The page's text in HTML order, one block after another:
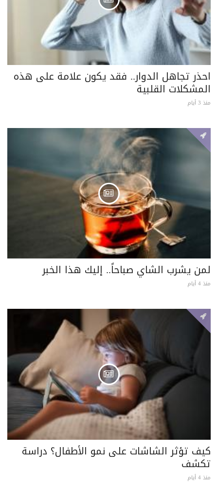
احذر تجاهل الدوار.. فقد يكون علامة على هذه
المشكلات القلبية
منذ 3 أيام
لمن يشرب الشاي صباحاً.. إليك هذا الخبر
منذ 4 أيام
كيف تؤثر الشاشات على نمو الأطفال؟ دراسة
تكشف
منذ 4 أيام